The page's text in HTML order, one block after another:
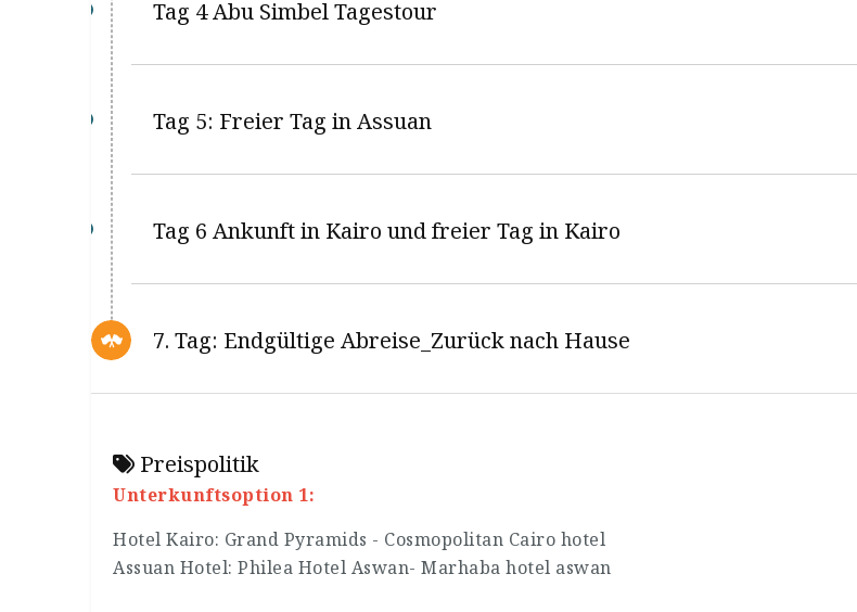
Tag 4 Abu Simbel Tagestour
Tag 5: Freier Tag in Assuan
Tag 6 Ankunft in Kairo und freier Tag in Kairo
7. Tag: Endgültige Abreise_Zurück nach Hause
Preispolitik
Unterkunftsoption 1:
Hotel Kairo: Grand Pyramids - Cosmopolitan Cairo hotel
Assuan Hotel: Philea Hotel Aswan- Marhaba hotel aswan